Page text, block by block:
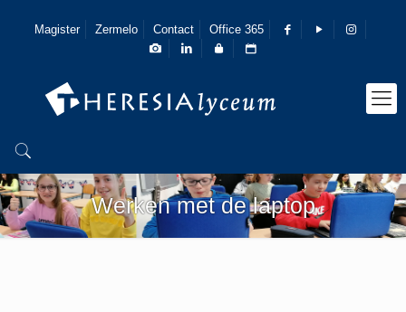
Magister Zermelo Contact Office 365
Werken met de laptop